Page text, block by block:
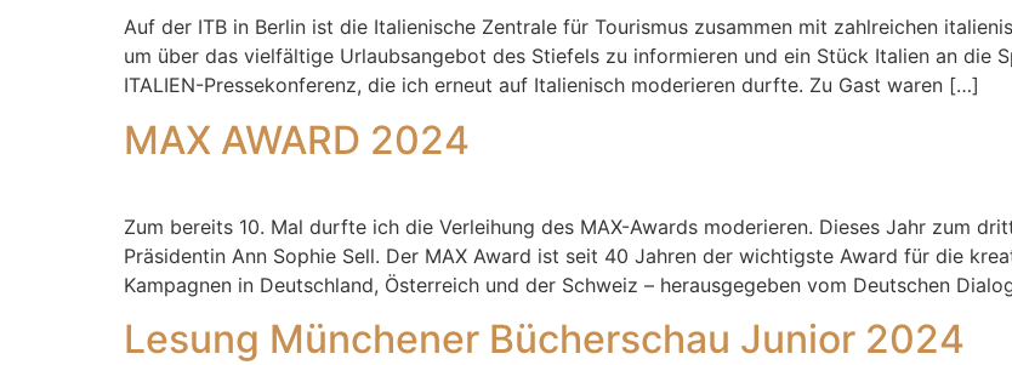
Auf der ITB in Berlin ist die Italienische Zentrale für Tourismus zusammen mit zahlreichen
um über das vielfältige Urlaubsangebot des Stiefels zu informieren und ein Stück Italien an die
ITALIEN-Pressekonferenz, die ich erneut auf Italienisch moderieren durfte. Zu Gast waren […]
MAX AWARD 2024
Zum bereits 10. Mal durfte ich die Verleihung des MAX-Awards moderieren. Dieses Jahr zum
Präsidentin Ann Sophie Sell. Der MAX Award ist seit 40 Jahren der wichtigste Award für die
Kampagnen in Deutschland, Österreich und der Schweiz – herausgegeben vom Deutschen
Lesung Münchener Bücherschau Junior 2024